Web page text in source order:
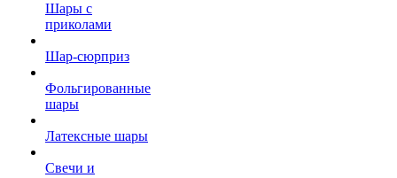
Шары с
приколами
Шар-сюрприз
Фольгированные
шары
Латексные шары
Свечи и